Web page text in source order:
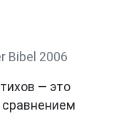
Bibel 2006
— это